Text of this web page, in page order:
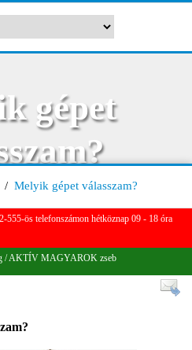
gépet
/ Melyik gépet válasszam?
555-ös telefonszámon hétköznap 09 - 18 óra
/ AKTÍV MAGYAROK zseb